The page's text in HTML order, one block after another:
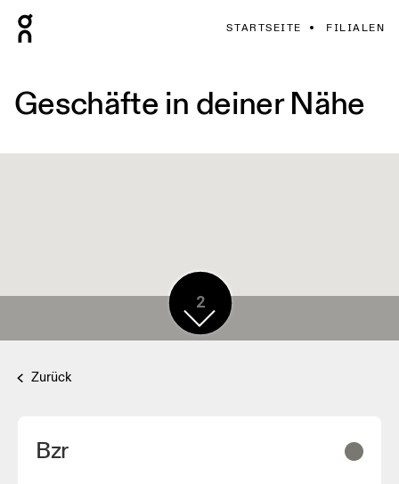
STARTSEITE FILIALEN
Geschäfte in deiner Nähe
2
Zurück
Bzr